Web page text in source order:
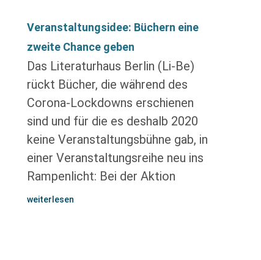
Veranstaltungsidee: Büchern eine
zweite Chance geben
Das Literaturhaus Berlin (Li-Be)
rückt Bücher, die während des
Corona-Lockdowns erschienen
sind und für die es deshalb 2020
keine Veranstaltungsbühne gab, in
einer Veranstaltungsreihe neu ins
Rampenlicht: Bei der Aktion
weiterlesen